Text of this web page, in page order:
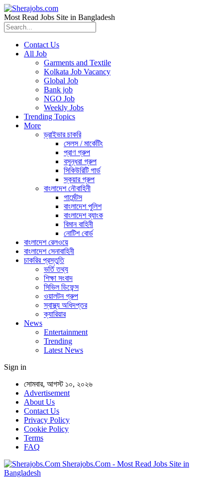
Most Read Jobs Site in Bangladesh
Contact Us
All Job
Garments and Textile
Kolkata Job Vacancy
Global Job
Bank job
NGO Job
Weekly Jobs
Trending Topics
More
ড্রাইভার চাকরি
সেলস / মার্কেটিং
প্রাণ গ্রুপ
বসুন্ধরা গ্রুপ
সিকিউরিটি গার্ড
স্কয়ার গ্রুপ
বাংলাদেশ নৌবাহিনী
গার্মেন্টস
বাংলাদেশ পুলিশ
বাংলাদেশ ব্যাংক
বিমান বাহিনী
নোটিশ বোর্ড
বাংলাদেশ রেলওয়ে
বাংলাদেশ সেনাবাহিনী
চাকরির প্রস্তুতি
ভর্তি তথ্য
শিক্ষা সংবাদ
সিভিল ডিফেন্স
ওয়ালটন গ্রুপ
স্বাস্থ্য অধিদপ্তর
ক্যারিয়ার
News
Entertainment
Trending
Latest News
Sign in
সোমবার, আগস্ট ১০, ২০২৬
Advertisement
About Us
Contact Us
Privacy Policy
Cookie Policy
Terms
FAQ
Sherajobs.Com - Most Read Jobs Site in
Bangladesh